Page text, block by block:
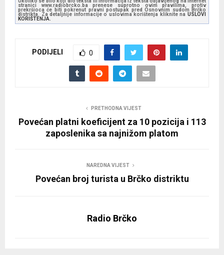
stranici www.radiobrcko.ba prenese suprotno ovim pravilima, protiv
prekršioca će biti pokrenut pravni postupak pred Osnovnim sudom Brčko
distrikta. Za detaljnije informacije o uslovima korištenja kliknite na USLOVI
KORIŠTENJA.
PODIJELI 0
PRETHODNA VIJEST
Povećan platni koeficijent za 10 pozicija i 113
zaposlenika sa najnižom platom
NAREDNA VIJEST
Povećan broj turista u Brčko distriktu
Radio Brčko